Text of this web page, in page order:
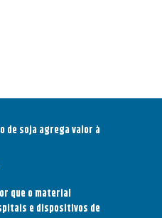
de soja agrega valor à
que o material
e dispositivos de